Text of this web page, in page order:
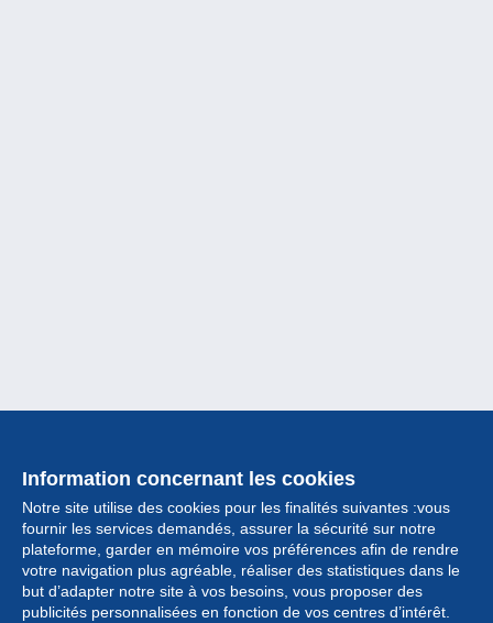
Information concernant les cookies
Notre site utilise des cookies pour les finalités suivantes :vous
fournir les services demandés, assurer la sécurité sur notre
plateforme, garder en mémoire vos préférences afin de rendre
votre navigation plus agréable, réaliser des statistiques dans le
but d’adapter notre site à vos besoins, vous proposer des
publicités personnalisées en fonction de vos centres d’intérêt.
Collection